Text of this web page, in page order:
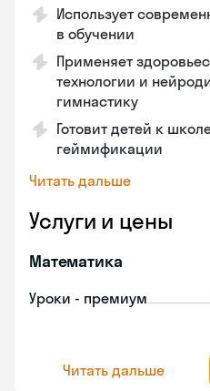
Использует
в обучении
Применяет
технологии и
гимнастику
Готовит детей к
геймификации
Читать дальше
Услуги и цены
Математика
Уроки - премиум
Читать дальше